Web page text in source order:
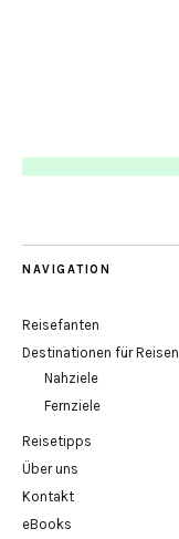
NAVIGATION
Reisefanten
Destinationen für Reisen
Nahziele
Fernziele
Reisetipps
Über uns
Kontakt
eBooks